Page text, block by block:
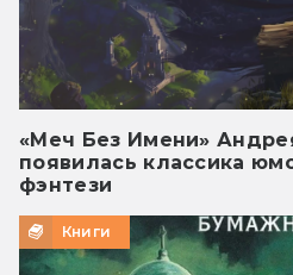
«Меч Без Имени»
появилась классика
фэнтези
Книги